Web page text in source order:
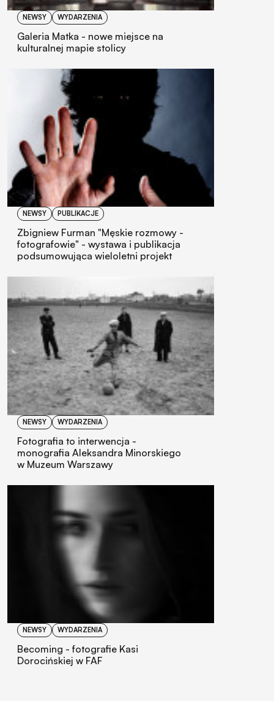
NEWSY WYDARZENIA
Galeria Matka - nowe miejsce na
kulturalnej mapie stolicy
NEWSY PUBLIKACJE
Zbigniew Furman "Męskie rozmowy -
fotografowie" - wystawa i publikacja
podsumowująca wieloletni projekt
NEWSY WYDARZENIA
Fotografia to interwencja -
monografia Aleksandra Minorskiego
w Muzeum Warszawy
NEWSY WYDARZENIA
Becoming - fotografie Kasi
Dorocińskiej w FAF